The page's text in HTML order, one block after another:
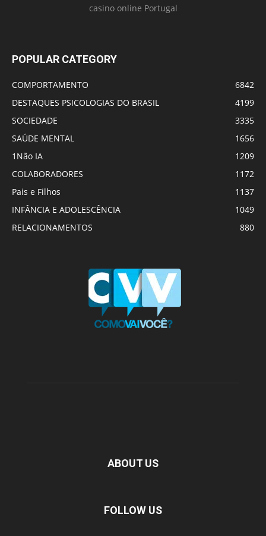
casino online Portugal
POPULAR CATEGORY
COMPORTAMENTO
6842
DESTAQUES PSICOLOGIAS DO BRASIL
4199
SOCIEDADE
3335
SAÚDE MENTAL
1656
1Não IA
1209
COLABORADORES
1172
Pais e Filhos
1137
INFÂNCIA E ADOLESCÊNCIA
1049
RELACIONAMENTOS
880
ABOUT US
FOLLOW US